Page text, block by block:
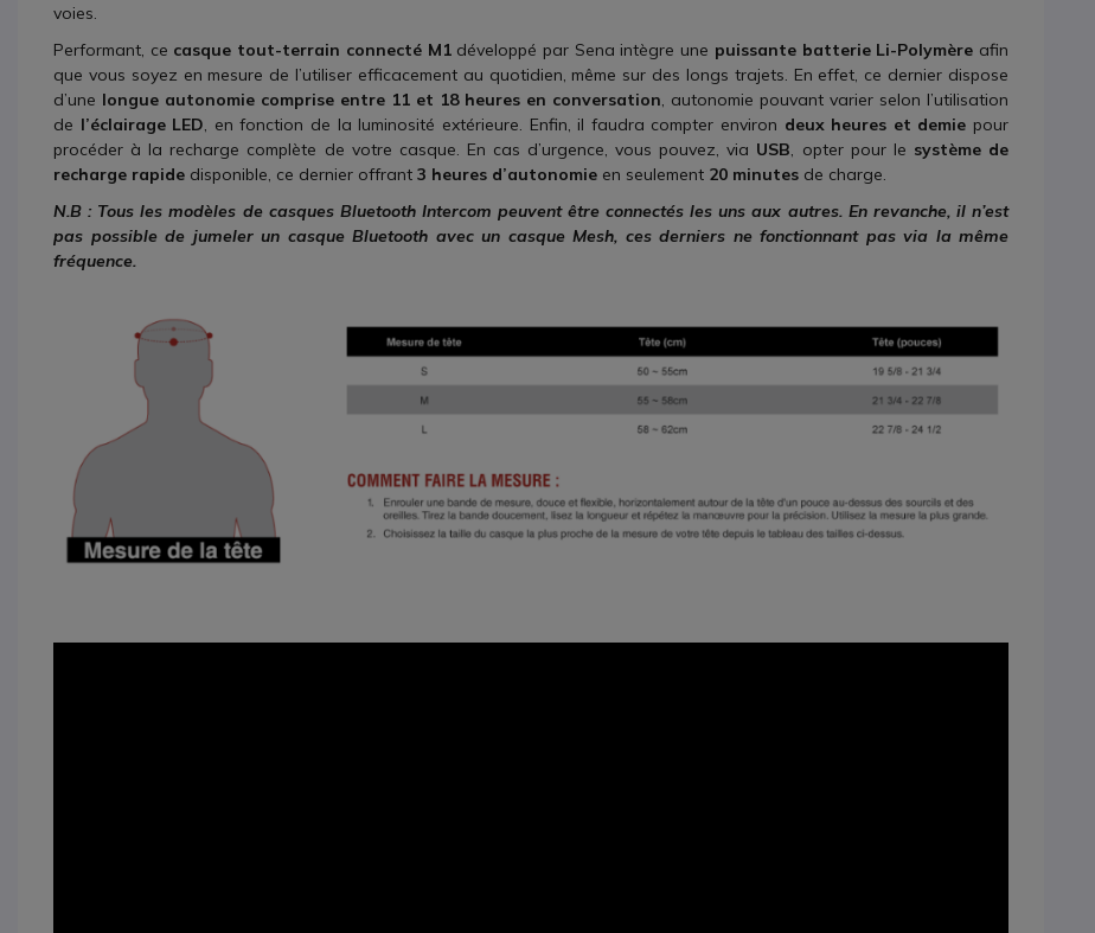
voies.
Performant, ce casque tout-terrain connecté M1 développé par Sena intègre une puissante batterie Li-Polymère afin
que vous soyez en mesure de l’utiliser efficacement au quotidien, même sur des longs trajets. En effet, ce dernier dispose
d’une longue autonomie comprise entre 11 et 18 heures en conversation, autonomie pouvant varier selon l’utilisation
de l’éclairage LED, en fonction de la luminosité extérieure. Enfin, il faudra compter environ deux heures et demie pour
procéder à la recharge complète de votre casque. En cas d’urgence, vous pouvez, via USB, opter pour le système de
recharge rapide disponible, ce dernier offrant 3 heures d’autonomie en seulement 20 minutes de charge.
N.B : Tous les modèles de casques Bluetooth Intercom peuvent être connectés les uns aux autres. En revanche, il n’est
pas possible de jumeler un casque Bluetooth avec un casque Mesh, ces derniers ne fonctionnant pas via la même
fréquence.